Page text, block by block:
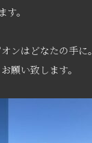
。
ンはどなたの手に。
願い致します。